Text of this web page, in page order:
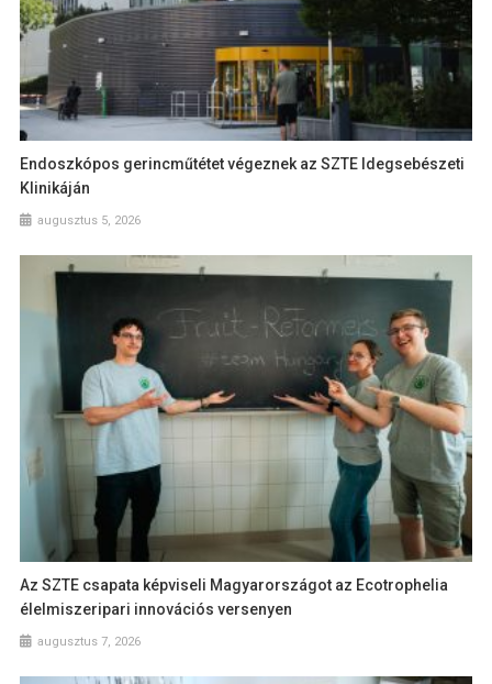
Endoszkópos gerincműtétet végeznek az SZTE Idegsebészeti
Klinikáján
augusztus 5, 2026
Az SZTE csapata képviseli Magyarországot az Ecotrophelia
élelmiszeripari innovációs versenyen
augusztus 7, 2026